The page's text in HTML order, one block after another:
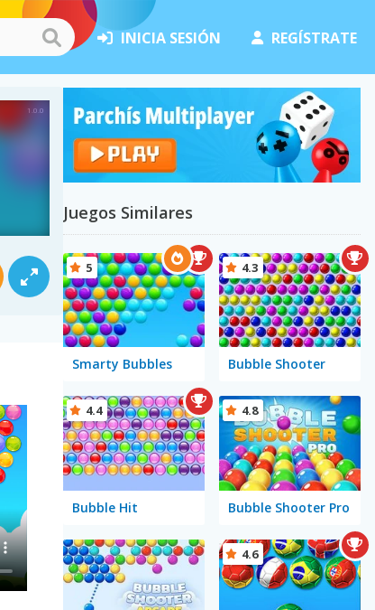
INICIA SESIÓN REGÍSTRATE
Juegos Similares
Smarty Bubbles
5
Bubble Shooter
4.3
Bubble Hit
4.4
Bubble Shooter Pro
4.8
4.6